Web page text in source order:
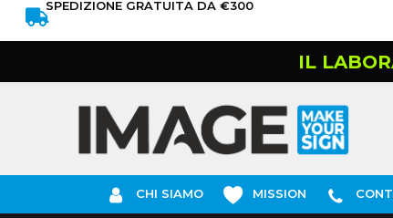
SPEDIZIONE GRATUITA DA €300
IL
CHI SIAMO MISSION